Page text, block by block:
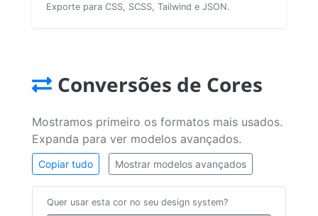
Exporte para CSS, SCSS, Tailwind e JSON.
Conversões de Cores
Mostramos primeiro os formatos mais usados.
Expanda para ver modelos avançados.
Copiar tudo Mostrar modelos avançados
Quer usar esta cor no seu design system?